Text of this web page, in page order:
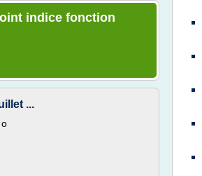
indice fonction
...